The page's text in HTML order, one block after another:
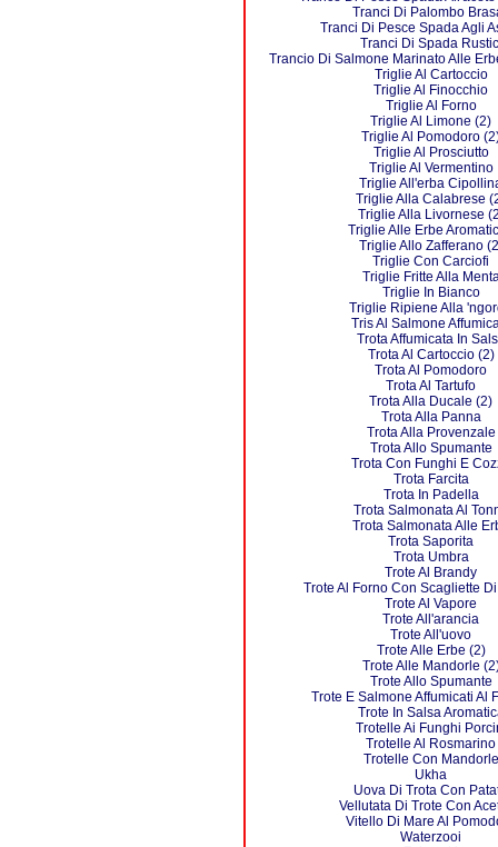
Tranci Di Palombo
Tranci Di Pesce Spada Agli
Tranci Di Spada
Trancio Di Salmone Marinato Alle
Triglie Al Cartoccio
Triglie Al Finocchio
Triglie Al Forno
Triglie Al Limone (2)
Triglie Al Pomodoro
Triglie Al Prosciutto
Triglie Al Vermentino
Triglie All'erba
Triglie Alla Calabrese
Triglie Alla Livornese
Triglie Alle Erbe
Triglie Allo Zafferano
Triglie Con Carciofi
Triglie Fritte Alla
Triglie In Bianco
Triglie Ripiene Alla
Tris Al Salmone
Trota Affumicata In
Trota Al Cartoccio (2)
Trota Al Pomodoro
Trota Al Tartufo
Trota Alla Ducale (2)
Trota Alla Panna
Trota Alla Provenzale
Trota Allo Spumante
Trota Con Funghi E
Trota Farcita
Trota In Padella
Trota Salmonata Al
Trota Salmonata Alle
Trota Saporita
Trota Umbra
Trote Al Brandy
Trote Al Forno Con Scagliette
Trote Al Vapore
Trote All'arancia
Trote All'uovo
Trote Alle Erbe (2)
Trote Alle Mandorle
Trote Allo Spumante
Trote E Salmone Affumicati Al
Trote In Salsa
Trotelle Ai Funghi
Trotelle Al Rosmarino
Trotelle Con Mandorle
Ukha
Uova Di Trota Con
Vellutata Di Trote Con
Vitello Di Mare Al
Waterzooi